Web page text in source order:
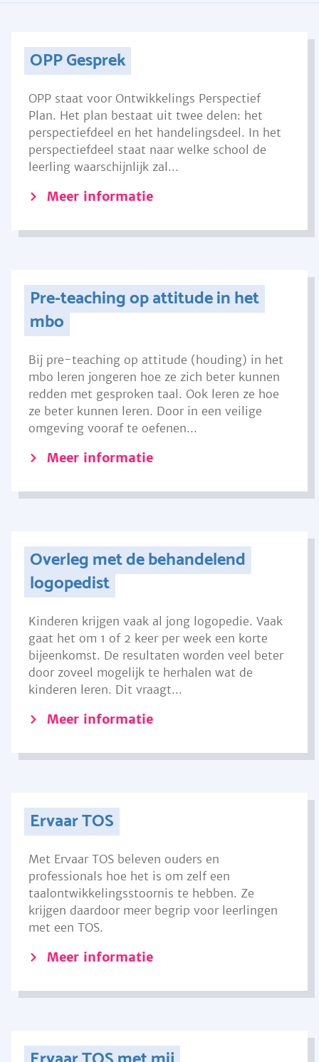
OPP Gesprek
OPP staat voor Ontwikkelings Perspectief
Plan. Het plan bestaat uit twee delen: het
perspectiefdeel en het handelingsdeel. In het
perspectiefdeel staat naar welke school de
leerling waarschijnlijk zal...
Meer informatie
Pre-teaching op attitude in het
mbo
Bij pre-teaching op attitude (houding) in het
mbo leren jongeren hoe ze zich beter kunnen
redden met gesproken taal. Ook leren ze hoe
ze beter kunnen leren. Door in een veilige
omgeving vooraf te oefenen...
Meer informatie
Overleg met de behandelend
logopedist
Kinderen krijgen vaak al jong logopedie. Vaak
gaat het om 1 of 2 keer per week een korte
bijeenkomst. De resultaten worden veel beter
door zoveel mogelijk te herhalen wat de
kinderen leren. Dit vraagt...
Meer informatie
Ervaar TOS
Met Ervaar TOS beleven ouders en
professionals hoe het is om zelf een
taalontwikkelingsstoornis te hebben. Ze
krijgen daardoor meer begrip voor leerlingen
met een TOS.
Meer informatie